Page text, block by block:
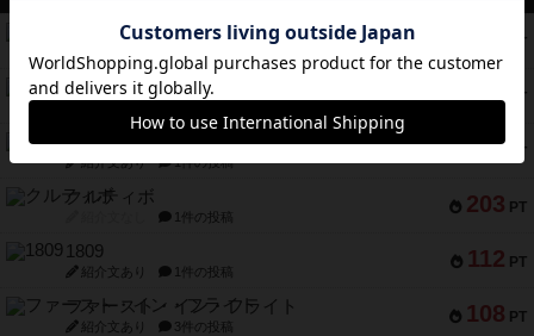
PT
コレクト！
322 PT
無限まちがいさがし
217 PT
ガルフストライク
紹介文あり 1件の投稿
203 PT
クルティボ
1件の投稿
112 PT
1809
紹介文あり 1件の投稿
108 PT
ファースト・イン・フライト
紹介文あり 3件の投稿